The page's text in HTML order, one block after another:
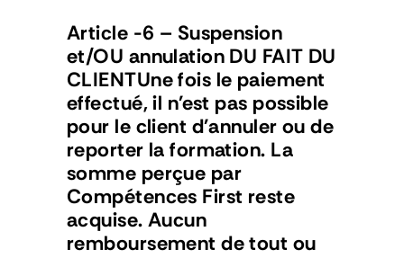
Article -6 – Suspension
et/OU annulation DU FAIT DU
CLIENTUne fois le paiement
effectué, il n'est pas possible
pour le client d'annuler ou de
reporter la formation. La
somme perçue par
Compétences First reste
acquise. Aucun
remboursement de tout ou